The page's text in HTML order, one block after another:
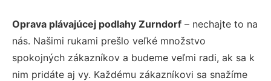
Oprava plávajúcej podlahy Zurndorf – nechajte to na
nás. Našimi rukami prešlo veľké množstvo
spokojných zákazníkov a budeme veľmi radi, ak sa k
nim pridáte aj vy. Každému zákazníkovi sa snažíme